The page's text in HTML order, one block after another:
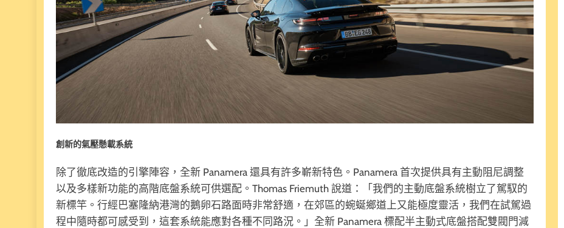
創新的氣壓懸載系統
除了徹底改造的引擎陣容，全新 Panamera 還具有許多嶄新特色。Panamera 首次提供具有主動阻尼調整
以及多樣新功能的高階底盤系統可供選配。Thomas Friemuth 說道：「我們的主動底盤系統樹立了駕馭的
新標竿。行經巴塞隆納港灣的鵝卵石路面時非常舒適，在郊區的蜿蜒鄉道上又能極度靈活，我們在試駕過
程中隨時都可感受到，這套系統能應對各種不同路況。」全新 Panamera 標配半主動式底盤搭配雙閥門減